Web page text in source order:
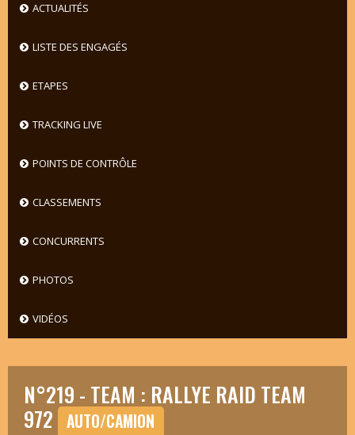
ACTUALITÉS
LISTE DES ENGAGÉS
ETAPES
TRACKING LIVE
POINTS DE CONTRÔLE
CLASSEMENTS
CONCURRENTS
PHOTOS
VIDÉOS
N°219 - TEAM : RALLYE RAID TEAM
972 AUTO/CAMION